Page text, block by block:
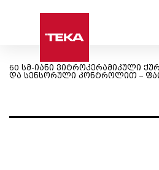
60 სმ-იანი ვიტროკერამიკული
და სენსორული კონტროლით –